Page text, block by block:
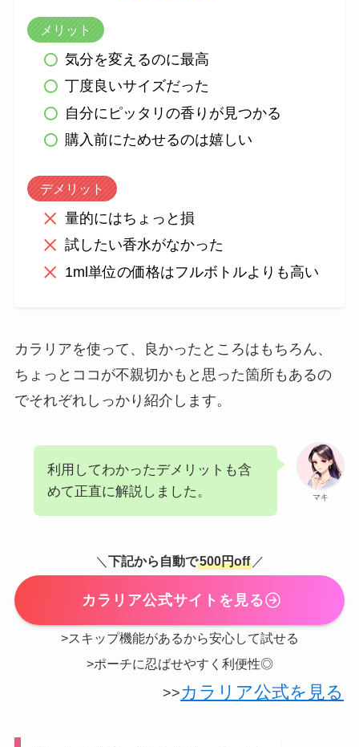
メリット
気分を変えるのに最高
丁度良いサイズだった
自分にピッタリの香りが見つかる
購入前にためせるのは嬉しい
デメリット
量的にはちょっと損
試したい香水がなかった
1ml単位の価格はフルボトルよりも高い
カラリアを使って、良かったところはもちろん、
ちょっとココが不親切かもと思った箇所もあるの
でそれぞれしっかり紹介します。
マキ
利用してわかったデメリットも含
めて正直に解説しました。
＼ 下記から自動で500円off／
カラリア公式サイトを見る
>スキップ機能があるから安心して試せる
>ポーチに忍ばせやすく利便性◎
>>カラリア公式を見る